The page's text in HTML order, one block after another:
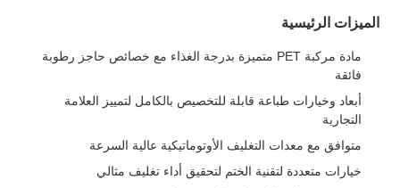
الميزات الرئيسية
مادة مركبة PET متميزة بدرجة الغذاء مع خصائص حاجز رطوبة
فائقة
أبعاد وخيارات طباعة قابلة للتخصيص بالكامل لتمييز العلامة
التجارية
متوافق مع معدات التغليف الأوتوماتيكية عالية السرعة
خيارات متعددة لتقنية الختم لتحقيق أداء تغليف مثالي